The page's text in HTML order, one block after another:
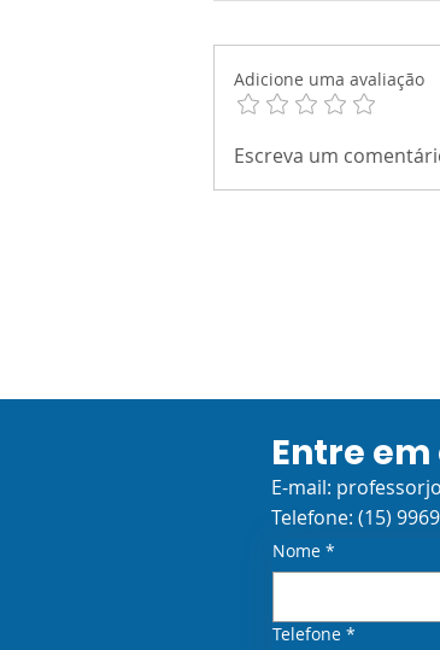
Brasil: um país
as mulheres!
Adicione uma avaliação
Escreva um
Entre
E-mail:
Telefone: (15)
Nome *
Telefone *